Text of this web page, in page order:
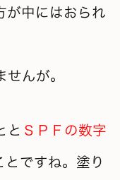
が中にはおられ
んが。
と ＳＰＦの数字
とですね。塗り